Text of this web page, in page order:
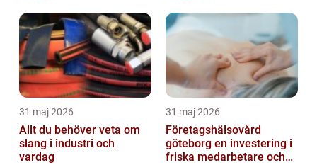
31 maj 2026
Allt du behöver veta om
slang i industri och
vardag
31 maj 2026
Företagshälsovård
göteborg en investering i
friska medarbetare och